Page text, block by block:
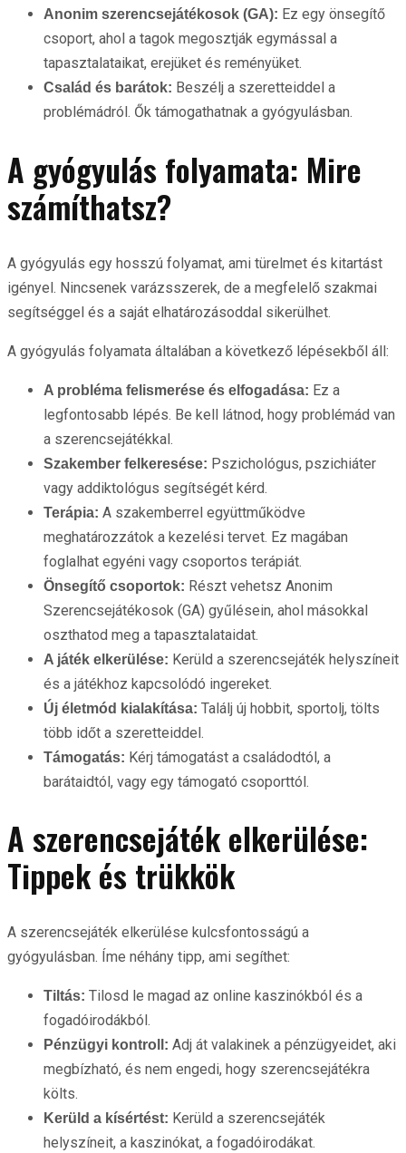
Anonim szerencsejátékosok (GA): Ez egy önsegítő
csoport, ahol a tagok megosztják egymással a
tapasztalataikat, erejüket és reményüket.
Család és barátok: Beszélj a szeretteiddel a
problémádról. Ők támogathatnak a gyógyulásban.
A gyógyulás folyamata: Mire
számíthatsz?
A gyógyulás egy hosszú folyamat, ami türelmet és kitartást
igényel. Nincsenek varázsszerek, de a megfelelő szakmai
segítséggel és a saját elhatározásoddal sikerülhet.
A gyógyulás folyamata általában a következő lépésekből áll:
A probléma felismerése és elfogadása: Ez a
legfontosabb lépés. Be kell látnod, hogy problémád van
a szerencsejátékkal.
Szakember felkeresése: Pszichológus, pszichiáter
vagy addiktológus segítségét kérd.
Terápia: A szakemberrel együttműködve
meghatározzátok a kezelési tervet. Ez magában
foglalhat egyéni vagy csoportos terápiát.
Önsegítő csoportok: Részt vehetsz Anonim
Szerencsejátékosok (GA) gyűlésein, ahol másokkal
oszthatod meg a tapasztalataidat.
A játék elkerülése: Kerüld a szerencsejáték helyszíneit
és a játékhoz kapcsolódó ingereket.
Új életmód kialakítása: Találj új hobbit, sportolj, tölts
több időt a szeretteiddel.
Támogatás: Kérj támogatást a családodtól, a
barátaidtól, vagy egy támogató csoporttól.
A szerencsejáték elkerülése:
Tippek és trükkök
A szerencsejáték elkerülése kulcsfontosságú a
gyógyulásban. Íme néhány tipp, ami segíthet:
Tiltás: Tilosd le magad az online kaszinókból és a
fogadóirodákból.
Pénzügyi kontroll: Adj át valakinek a pénzügyeidet, aki
megbízható, és nem engedi, hogy szerencsejátékra
költs.
Kerüld a kísértést: Kerüld a szerencsejáték
helyszíneit, a kaszinókat, a fogadóirodákat.